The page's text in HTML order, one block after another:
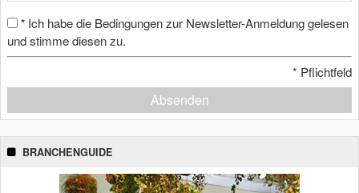
* Ich habe die Bedingungen zur Newsletter-Anmeldung gelesen
und stimme diesen zu.
* Pflichtfeld
Absenden
BRANCHENGUIDE